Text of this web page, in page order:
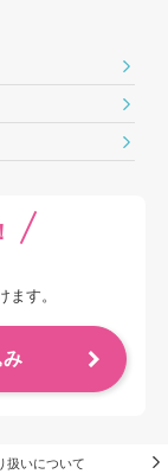
す。
扱いについて